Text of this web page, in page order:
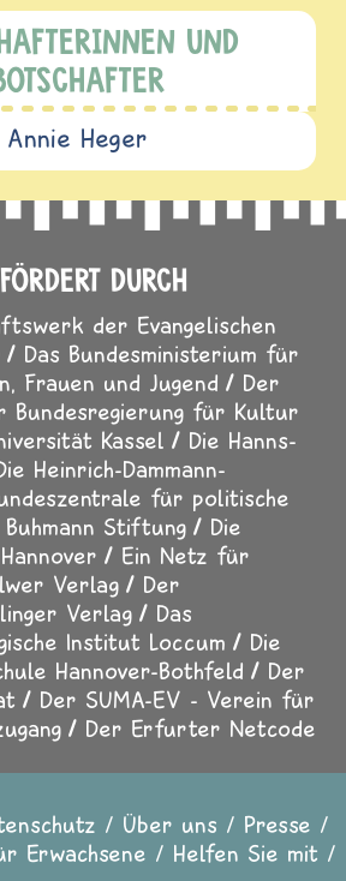
UND
Annie Heger
DURCH
der Evangelischen
Das Bundesministerium für
Frauen und Jugend
Der
Bundesregierung für Kultur
Kassel
Die Hanns-
Heinrich-Dammann-
für politische
Buhmann Stiftung
Die
Ein Netz für
Verlag
Der
Verlag
Das
Institut Loccum
Die
Hannover-Bothfeld
Der
Der SUMA-EV - Verein für
Der Erfurter Netcode
Über uns
Presse
Erwachsene
Helfen Sie mit